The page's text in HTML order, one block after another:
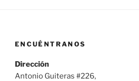
ENCUÉNTRANOS
Dirección
Antonio Guiteras #226,